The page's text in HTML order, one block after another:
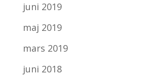
juni 2019
maj 2019
mars 2019
juni 2018